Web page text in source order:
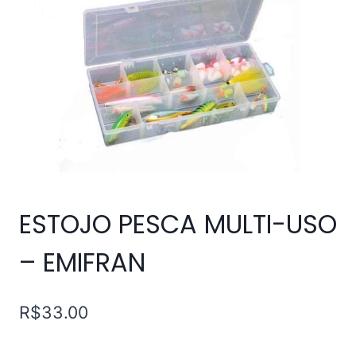
ESTOJO PESCA MULTI-USO
– EMIFRAN
R$33.00